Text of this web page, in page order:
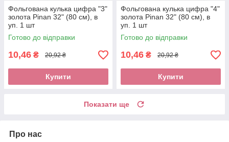
Фольгована кулька цифра "3"
золота Pinan 32" (80 см), в
уп. 1 шт
Готово до відправки
10,46 ₴ 20,92 ₴
Купити
Фольгована кулька цифра "4"
золота Pinan 32" (80 см), в
уп. 1 шт
Готово до відправки
10,46 ₴ 20,92 ₴
Купити
Показати ще
Про нас